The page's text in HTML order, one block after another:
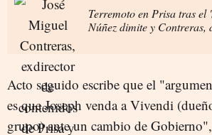
Terremoto en Prisa tras
Núñez dimite y Contreras,
Acto seguido escribe que el
es que Joseph venda a Vivendi
grupo) ante un cambio de